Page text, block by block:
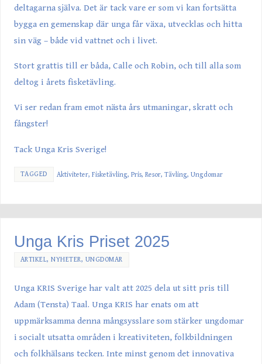
deltagarna själva. Det är tack vare er som vi kan fortsätta
bygga en gemenskap där unga får växa, utvecklas och hitta
sin väg – både vid vattnet och i livet.
Stort grattis till er båda, Calle och Robin, och till alla som
deltog i årets fisketävling.
Vi ser redan fram emot nästa års utmaningar, skratt och
fångster!
Tack Unga Kris Sverige!
TAGGED Aktiviteter, Fisketävling, Pris, Resor, Tävling, Ungdomar
Unga Kris Priset 2025
ARTIKEL,NYHETER, UNGDOMAR
Unga KRIS Sverige har valt att 2025 dela ut sitt pris till
Adam (Tensta) Taal. Unga KRIS har enats om att
uppmärksamma denna mångsysslare som stärker ungdomar
i socialt utsatta områden i kreativiteten, folkbildningen
och folkhälsans tecken. Inte minst genom det innovativa